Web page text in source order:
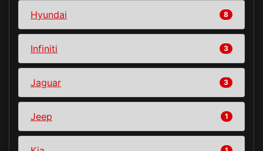
Hyundai 8
Infiniti 3
Jaguar 3
Jeep 1